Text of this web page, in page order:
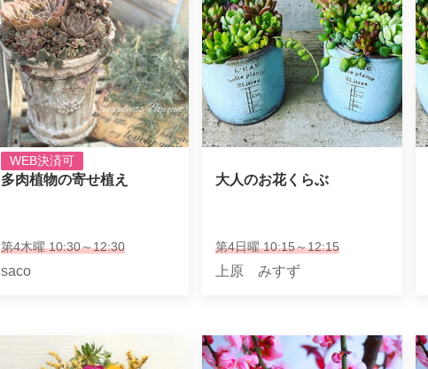
WEB決済可
多肉植物の寄せ植え
第4木曜 10:30～12:30
saco
大人のお花くらぶ
第4日曜 10:15～12:15
上原 みすず